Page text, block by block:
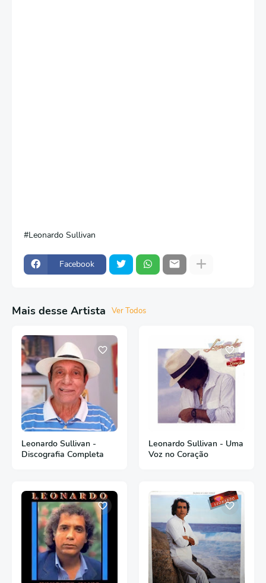
Leonardo Sullivan
Facebook
Mais desse Artista Ver Todos
Leonardo Sullivan -
Discografia Completa
Leonardo Sullivan - Uma
Voz no Coração